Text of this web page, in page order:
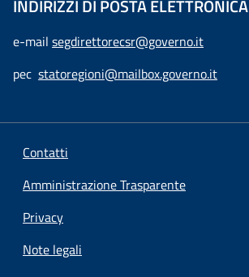
INDIRIZZI DI POSTA ELETTRONICA
e-mail segdirettorecsr@governo.it
pec statoregioni@mailbox.governo.it
Contatti
Amministrazione Trasparente
Privacy
Note legali